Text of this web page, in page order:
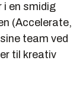
en smidig
(Accelerate,
team ved
til kreativ